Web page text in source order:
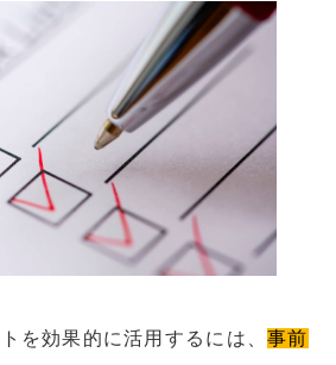
を効果的に活用するには、事前